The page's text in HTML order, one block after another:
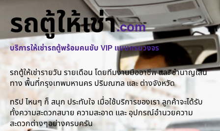
รถตู้ให้เช่า.com
บริการให้เช่ารถตู้พร้อมคนขับ VIP แบบครบวงจร
รถตู้ให้เช่ารายวัน รายเดือน โดยทีมงานมืออาชีพ และ ชำนาญเส้น
ทาง พื้นที่กรุงเทพมหานคร ปริมณฑล และ ต่างจังหวัด
ทริป ไหนๆ ก็ สนุก ประทับใจ เมื่อใช้บริการของเรา ลูกค้าจะได้รับ
ทั้งความสะดวกสบาย ความสะอาด และ อุปกรณ์อำนวยความ
สะดวกต่างๆอย่างครบครัน